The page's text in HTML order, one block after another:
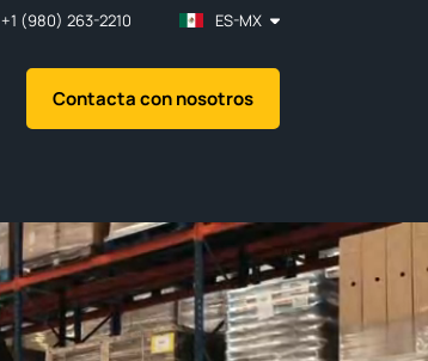
+1 (980) 263-2210 ES-MX
Contacta con nosotros